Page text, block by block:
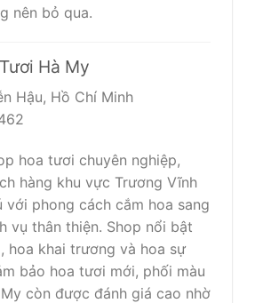
nên bỏ qua.
Hà My
Hậu, Hồ Chí Minh
hoa tươi chuyên nghiệp,
hàng khu vực Trương Vĩnh
với phong cách cắm hoa sang
vụ thân thiện. Shop nổi bật
hoa khai trương và hoa sự
bảo hoa tươi mới, phối màu
còn được đánh giá cao nhờ